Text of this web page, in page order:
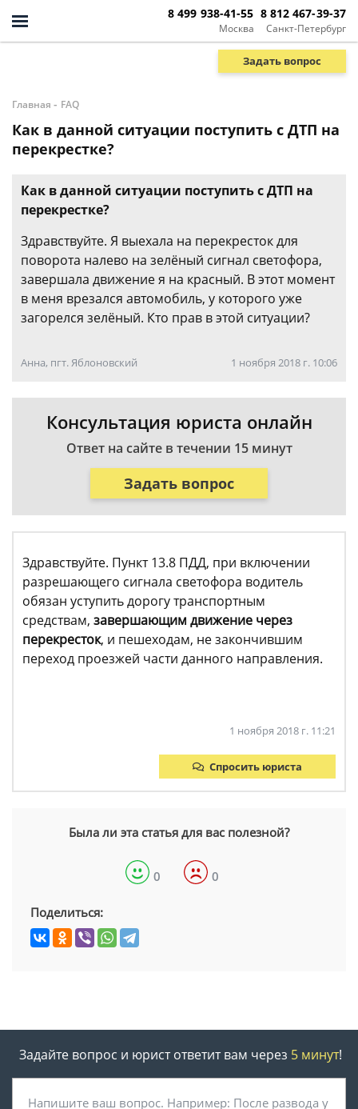
Москва
8 499 938-41-55
Санкт-Петербург
8 812 467-39-37
Задать вопрос
Главная - FAQ
Как в данной ситуации поступить с ДТП на
перекрестке?
Как в данной ситуации поступить с ДТП на
перекрестке?
Здравствуйте. Я выехала на перекресток для
поворота налево на зелёный сигнал светофора,
завершала движение я на красный. В этот момент
в меня врезался автомобиль, у которого уже
загорелся зелёный. Кто прав в этой ситуации?
Анна, пгт. Яблоновский 1 ноября 2018 г. 10:06
Консультация юриста онлайн
Ответ на сайте в течении 15 минут
Задать вопрос
Здравствуйте. Пункт 13.8 ПДД, при включении
разрешающего сигнала светофора водитель
обязан уступить дорогу транспортным
средствам, завершающим движение через
перекресток, и пешеходам, не закончившим
переход проезжей части данного направления.
1 ноября 2018 г. 11:21
Спросить юриста
Была ли эта статья для вас полезной?
0 0
Поделиться:
Задайте вопрос и юрист ответит вам через 5 минут!